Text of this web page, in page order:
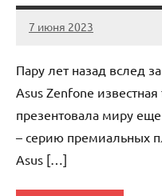
7 июня 2023
legostart_ru
Нет
Пару лет назад вслед
Asus Zenfone
презентовала миру
– серию премиальных
Asus […]